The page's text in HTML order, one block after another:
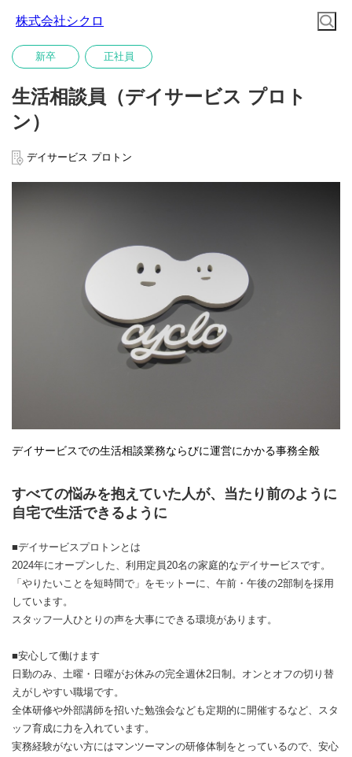
株式会社シクロ
新卒 正社員
生活相談員（デイサービス プロト
ン）
デイサービス プロトン
デイサービスでの生活相談業務ならびに運営にかかる事務全般
すべての悩みを抱えていた人が、当たり前のように
自宅で生活できるように
■デイサービスプロトンとは
2024年にオープンした、利用定員20名の家庭的なデイサービスです。
「やりたいことを短時間で」をモットーに、午前・午後の2部制を採用
しています。
スタッフ一人ひとりの声を大事にできる環境があります。
■安心して働けます
日勤のみ、土曜・日曜がお休みの完全週休2日制。オンとオフの切り替
えがしやすい職場です。
全体研修や外部講師を招いた勉強会なども定期的に開催するなど、スタ
ッフ育成に力を入れています。
実務経験がない方にはマンツーマンの研修体制をとっているので、安心